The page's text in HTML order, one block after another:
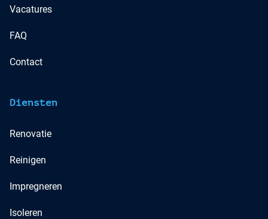
langs zijn geweest!
Vacatures
FAQ
Contact
Diensten
Renovatie
Reinigen
Impregneren
Isoleren